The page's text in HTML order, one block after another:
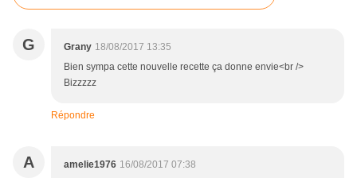
G Grany 18/08/2017 13:35
Bien sympa cette nouvelle recette ça donne envie<br />
Bizzzzz
Répondre
A amelie1976 16/08/2017 07:38